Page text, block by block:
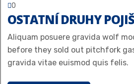
0
OSTATNÍ DRUHY
Aliquam posuere gravida wolf
before they sold out pitchfork
gravida vitae euismod quis felis.